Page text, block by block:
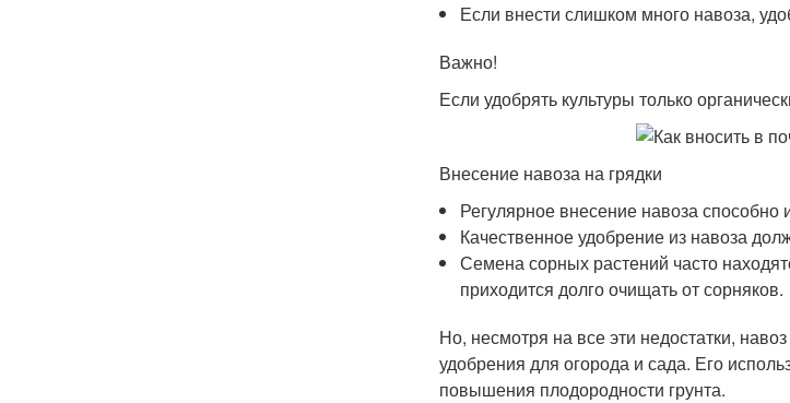
Если внести слишком много навоза,
Важно!
Если удобрять культуры только
Внесение навоза на грядки
Регулярное внесение навоза способно
Качественное удобрение из навоза
Семена сорных растений часто
приходится долго очищать от сорняков.
Но, несмотря на все эти недостатки,
удобрения для огорода и сада. Его
повышения плодородности грунта.